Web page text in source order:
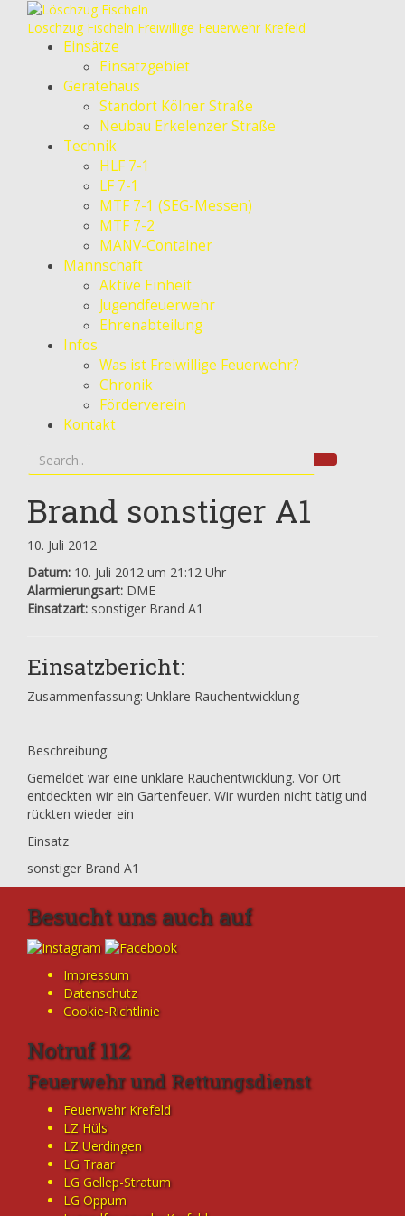
Löschzug Fischeln Freiwillige Feuerwehr Krefeld
Einsätze
Einsatzgebiet
Gerätehaus
Standort Kölner Straße
Neubau Erkelenzer Straße
Technik
HLF 7-1
LF 7-1
MTF 7-1 (SEG-Messen)
MTF 7-2
MANV-Container
Mannschaft
Aktive Einheit
Jugendfeuerwehr
Ehrenabteilung
Infos
Was ist Freiwillige Feuerwehr?
Chronik
Förderverein
Kontakt
Brand sonstiger A1
10. Juli 2012
Datum: 10. Juli 2012 um 21:12 Uhr
Alarmierungsart: DME
Einsatzart: sonstiger Brand A1
Einsatzbericht:
Zusammenfassung: Unklare Rauchentwicklung
Beschreibung:
Gemeldet war eine unklare Rauchentwicklung. Vor Ort
entdeckten wir ein Gartenfeuer. Wir wurden nicht tätig und
rückten wieder ein
Einsatz
sonstiger Brand A1
Besucht uns auch auf
Impressum
Datenschutz
Cookie-Richtlinie
Notruf 112
Feuerwehr und Rettungsdienst
Feuerwehr Krefeld
LZ Hüls
LZ Uerdingen
LG Traar
LG Gellep-Stratum
LG Oppum